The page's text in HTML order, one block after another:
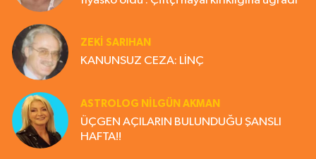
ZEKI SARIHAN
KANUNSUZ CEZA: LİNÇ
ASTROLOG NILGÜN AKMAN
ÜÇGEN AÇILARIN BULUNDUĞU ŞANSLI
HAFTA!!